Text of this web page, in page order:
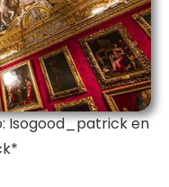
Isogood_patrick en